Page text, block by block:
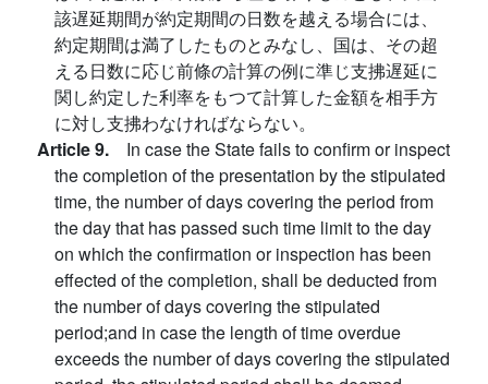
該遅延期間が約定期間の日数を越える場合には、
約定期間は満了したものとみなし、国は、その超
える日数に応じ前條の計算の例に準じ支拂遅延に
関し約定した利率をもつて計算した金額を相手方
に対し支拂わなければならない。
Article 9. In case the State fails to confirm or inspect
the completion of the presentation by the stipulated
time, the number of days covering the period from
the day that has passed such time limit to the day
on which the confirmation or inspection has been
effected of the completion, shall be deducted from
the number of days covering the stipulated
period;and in case the length of time overdue
exceeds the number of days covering the stipulated